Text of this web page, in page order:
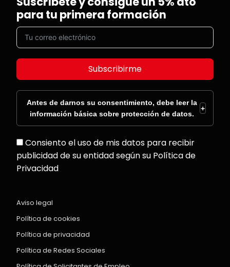
para tu primera formación
Subscribirme
Antes de darnos su consentimiento, debe leer la
información básica sobre protección de datos.
+
Consiento el uso de mis datos para recibir
publicidad de su entidad según su Política de
Privacidad
Aviso legal
Política de cookies
Política de privacidad
Política de Redes Sociales